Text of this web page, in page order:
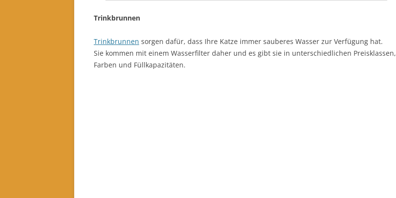
Trinkbrunnen
Trinkbrunnen sorgen dafür, dass Ihre Katze immer sauberes Wasser zur Verfügung hat.
Sie kommen mit einem Wasserfilter daher und es gibt sie in unterschiedlichen Preisklassen,
Farben und Füllkapazitäten.